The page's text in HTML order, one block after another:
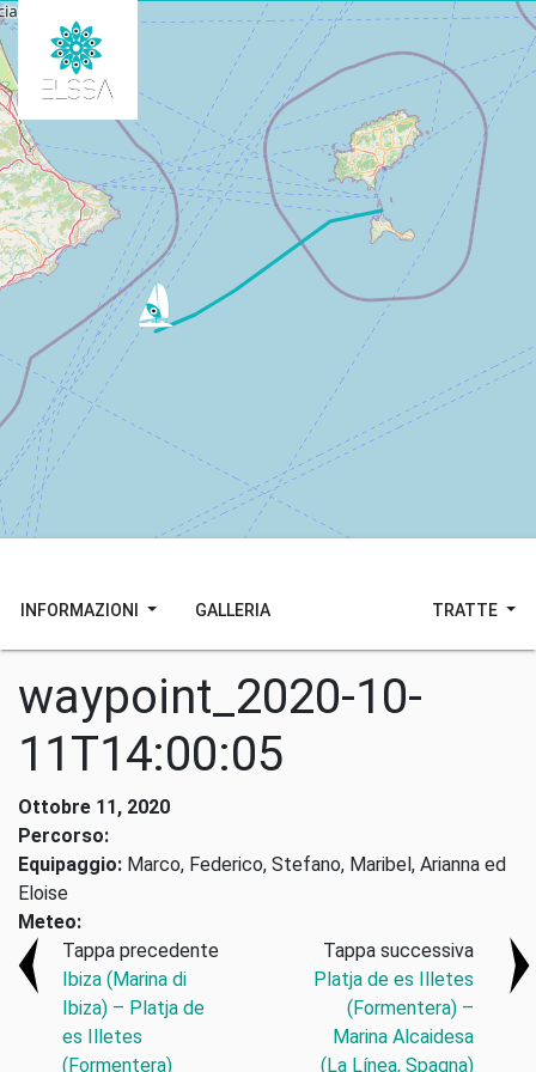
INFORMAZIONI GALLERIA TRATTE
waypoint_2020-10-
11T14:00:05
Ottobre 11, 2020
Percorso:
Equipaggio: Marco, Federico, Stefano, Maribel, Arianna ed
Eloise
Meteo:
Tappa precedente
Ibiza (Marina di
Ibiza) – Platja de
es Illetes
(Formentera)
Tappa successiva
Platja de es Illetes
(Formentera) –
Marina Alcaidesa
(La Línea, Spagna)